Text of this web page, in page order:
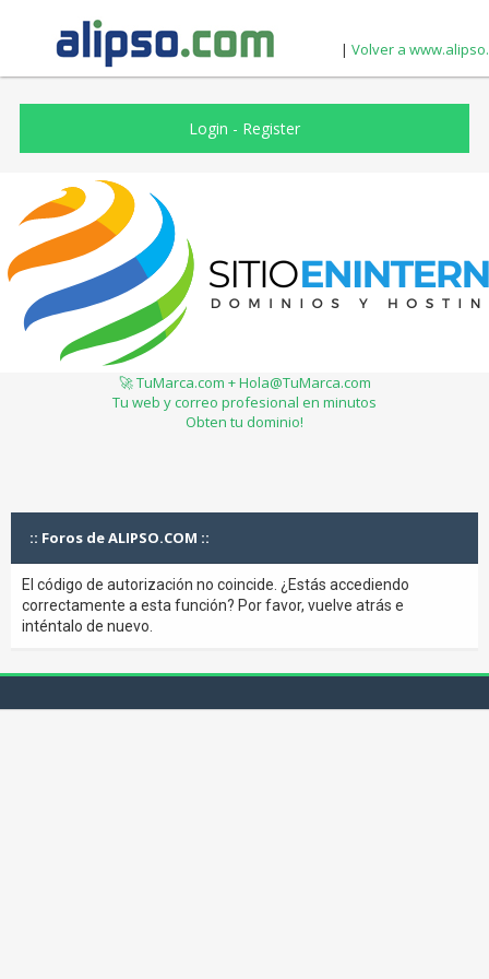
| Volver a
Login - Register
🚀 TuMarca.com + Hola@TuMarca.com
Tu web y correo profesional en minutos
Obten tu dominio!
:: Foros de ALIPSO.COM ::
El código de autorización no coincide. ¿Estás accediendo
correctamente a esta función? Por favor, vuelve atrás e
inténtalo de nuevo.